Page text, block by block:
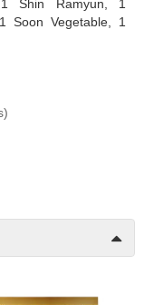
1 Shin Ramyun, 1
Soon Vegetable, 1
)